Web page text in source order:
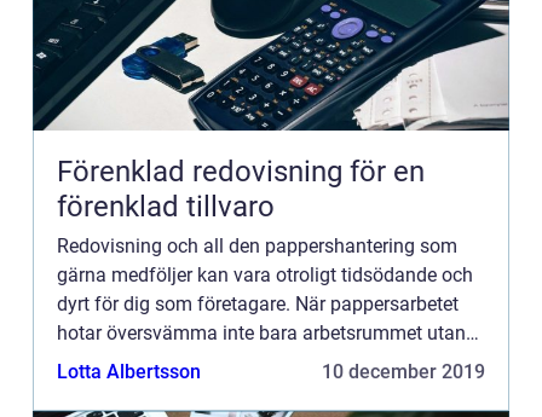
Förenklad redovisning för en
förenklad tillvaro
Redovisning och all den pappershantering som
gärna medföljer kan vara otroligt tidsödande och
dyrt för dig som företagare. När pappersarbetet
hotar översvämma inte bara arbetsrummet utan
också invaderar h...
Lotta Albertsson 10 december 2019